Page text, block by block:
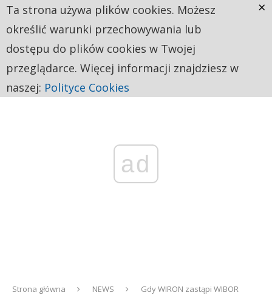
ad
Strona główna NEWS
Gdy WIRON zastąpi WIBOR
Ta strona używa plików cookies. Możesz
określić warunki przechowywania lub
dostępu do plików cookies w Twojej
przeglądarce. Więcej informacji znajdziesz w
naszej: Polityce Cookies
×